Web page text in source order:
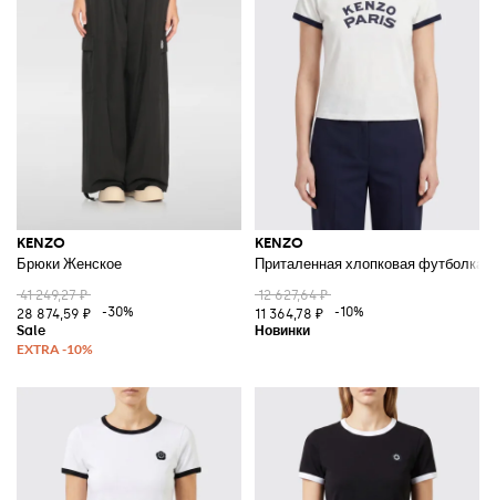
KENZO
Брюки Женское
41 249,27 ₽
28 874,59 ₽
-30%
KENZO
Приталенная хлопковая футболка
12 627,64 ₽
11 364,78 ₽
-10%